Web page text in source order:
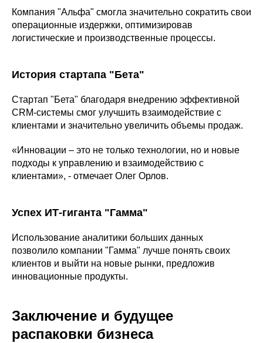
Компания "Альфа" смогла значительно сократить свои
операционные издержки, оптимизировав
логистические и производственные процессы.
История стартапа "Бета"
Стартап "Бета" благодаря внедрению эффективной
CRM-системы смог улучшить взаимодействие с
клиентами и значительно увеличить объемы продаж.
«Инновации – это не только технологии, но и новые
подходы к управлению и взаимодействию с
клиентами», - отмечает Олег Орлов.
Успех ИТ-гиганта "Гамма"
Использование аналитики больших данных
позволило компании "Гамма" лучше понять своих
клиентов и выйти на новые рынки, предложив
инновационные продукты.
Заключение и будущее
распаковки бизнеса